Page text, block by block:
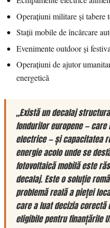
Operațiuni militare și tabere
Stații mobile de încărcare
Evenimente outdoor și
Operațiuni de ajutor
energetică
„Există un decalaj
fondurilor europene — care
electrice — și capacitatea
energie acolo unde se
fotovoltaică mobilă este
decalaj. Este o soluție
problemă reală a pieței
care a luat decizia corectă
eligibile pentru finanțările